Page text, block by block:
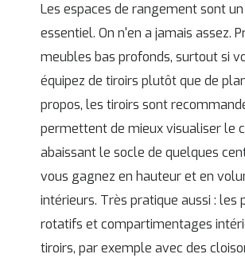
Les espaces de rangement sont
essentiel. On n'en a jamais assez.
meubles bas profonds, surtout si
équipez de tiroirs plutôt que de
propos, les tiroirs sont
permettent de mieux visualiser le
abaissant le socle de quelques
vous gagnez en hauteur et en
intérieurs. Très pratique aussi : les
rotatifs et compartimentages
tiroirs, par exemple avec des